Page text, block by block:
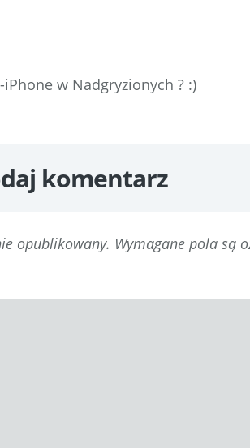
w Nadgryzionych ? :)
komentarz
opublikowany. Wymagane pola są